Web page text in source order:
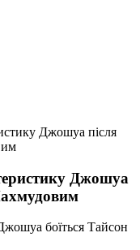
Джошуа після
Джошуа
боїться Тайсон